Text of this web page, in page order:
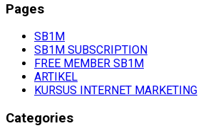
Pages
SB1M
SB1M SUBSCRIPTION
FREE MEMBER SB1M
ARTIKEL
KURSUS INTERNET MARKETING
Categories